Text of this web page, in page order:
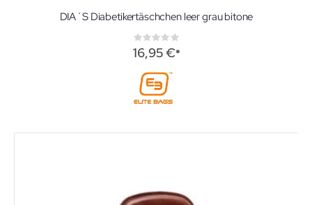
DIA´S Diabetikertäschchen leer grau bitone
Rating:
0%
16,95 €